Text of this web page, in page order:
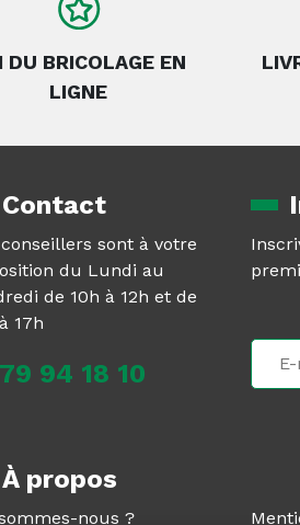
DU BRICOLAGE EN
LIGNE
Contact
sont à votre
du Lundi au
de 10h à 12h et de
17h
94 18 10
À propos
nous ?